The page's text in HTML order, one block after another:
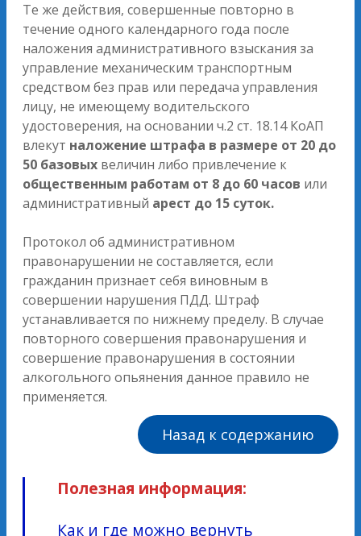
Те же действия, совершенные повторно в
течение одного календарного года после
наложения административного взыскания за
управление механическим транспортным
средством без прав или передача управления
лицу, не имеющему водительского
удостоверения, на основании ч.2 ст. 18.14 КоАП
влекут наложение штрафа в размере от 20 до
50 базовых величин либо привлечение к
общественным работам от 8 до 60 часов или
административный арест до 15 суток.
Протокол об административном
правонарушении не составляется, если
гражданин признает себя виновным в
совершении нарушения ПДД. Штраф
устанавливается по нижнему пределу. В случае
повторного совершения правонарушения и
совершение правонарушения в состоянии
алкогольного опьянения данное правило не
применяется.
Назад к содержанию
Полезная информация:
Как и где можно вернуть